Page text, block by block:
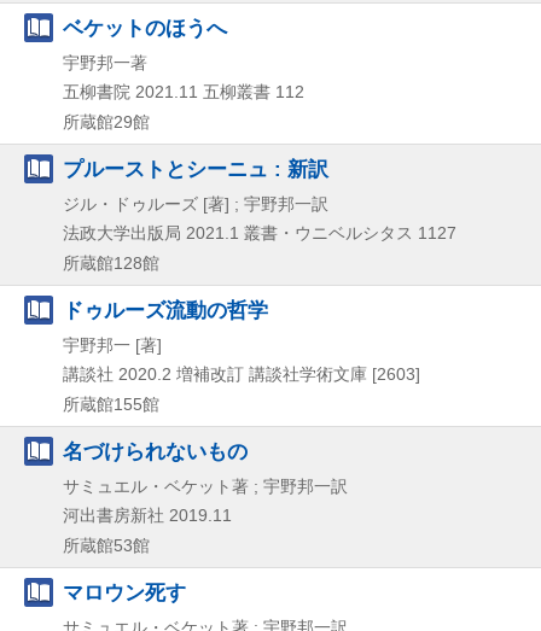
ベケットのほうへ
宇野邦一著
五柳書院 2021.11 五柳叢書 112
所蔵館29館
プルーストとシーニュ : 新訳
ジル・ドゥルーズ [著] ; 宇野邦一訳
法政大学出版局 2021.1 叢書・ウニベルシタス 1127
所蔵館128館
ドゥルーズ流動の哲学
宇野邦一 [著]
講談社 2020.2 増補改訂 講談社学術文庫 [2603]
所蔵館155館
名づけられないもの
サミュエル・ベケット著 ; 宇野邦一訳
河出書房新社 2019.11
所蔵館53館
マロウン死す